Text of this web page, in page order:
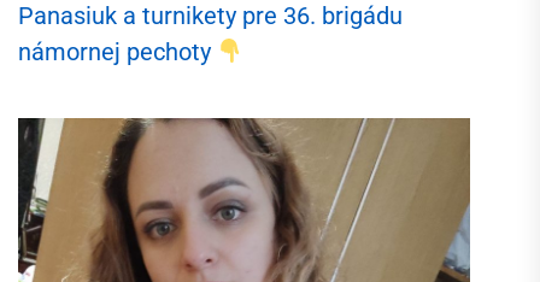
Panasiuk a turnikety pre 36. brigádu
námornej pechoty